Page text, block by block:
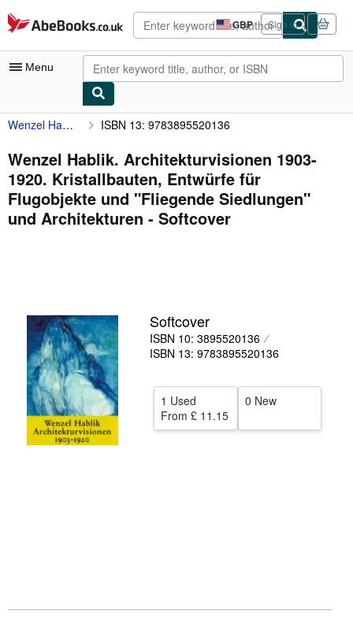
Skip to main content
AbeBooks.co.uk GBP
Site
shopping
preferences
Sign in
Menu
My Account
My Purchases
Advanced Search
Browse Collections
Sellers
Start Selling
Help
CLOSE
Wenzel Hablik. Architekturvisionen 1903-1920. Kristallbauten, Entwürfe für Flugobjekte und "Fliegende Siedlungen" und Architekturen ISBN 13: 9783895520136
Wenzel Hablik. Architekturvisionen 1903-
1920. Kristallbauten, Entwürfe für
Flugobjekte und "Fliegende Siedlungen"
und Architekturen - Softcover
Softcover
ISBN 10: 3895520136
ISBN 13: 9783895520136
1 Used
From £ 11.15
0 New